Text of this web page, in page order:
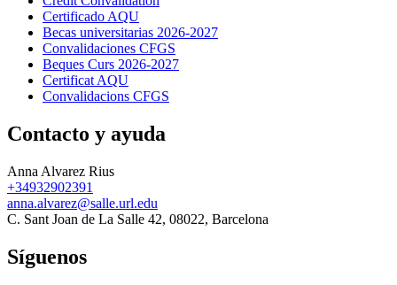
Certificado AQU
Becas universitarias 2026-2027
Convalidaciones CFGS
Beques Curs 2026-2027
Certificat AQU
Convalidacions CFGS
Contacto y ayuda
Anna Alvarez Rius
+34932902391
anna.alvarez@salle.url.edu
C. Sant Joan de La Salle 42, 08022, Barcelona
Síguenos